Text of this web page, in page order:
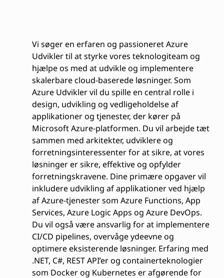
Vi søger en erfaren og passioneret Azure
Udvikler til at styrke vores teknologiteam og
hjælpe os med at udvikle og implementere
skalerbare cloud-baserede løsninger. Som
Azure Udvikler vil du spille en central rolle i
design, udvikling og vedligeholdelse af
applikationer og tjenester, der kører på
Microsoft Azure-platformen. Du vil arbejde tæt
sammen med arkitekter, udviklere og
forretningsinteressenter for at sikre, at vores
løsninger er sikre, effektive og opfylder
forretningskravene. Dine primære opgaver vil
inkludere udvikling af applikationer ved hjælp
af Azure-tjenester som Azure Functions, App
Services, Azure Logic Apps og Azure DevOps.
Du vil også være ansvarlig for at implementere
CI/CD pipelines, overvåge ydeevne og
optimere eksisterende løsninger. Erfaring med
.NET, C#, REST API’er og containerteknologier
som Docker og Kubernetes er afgørende for